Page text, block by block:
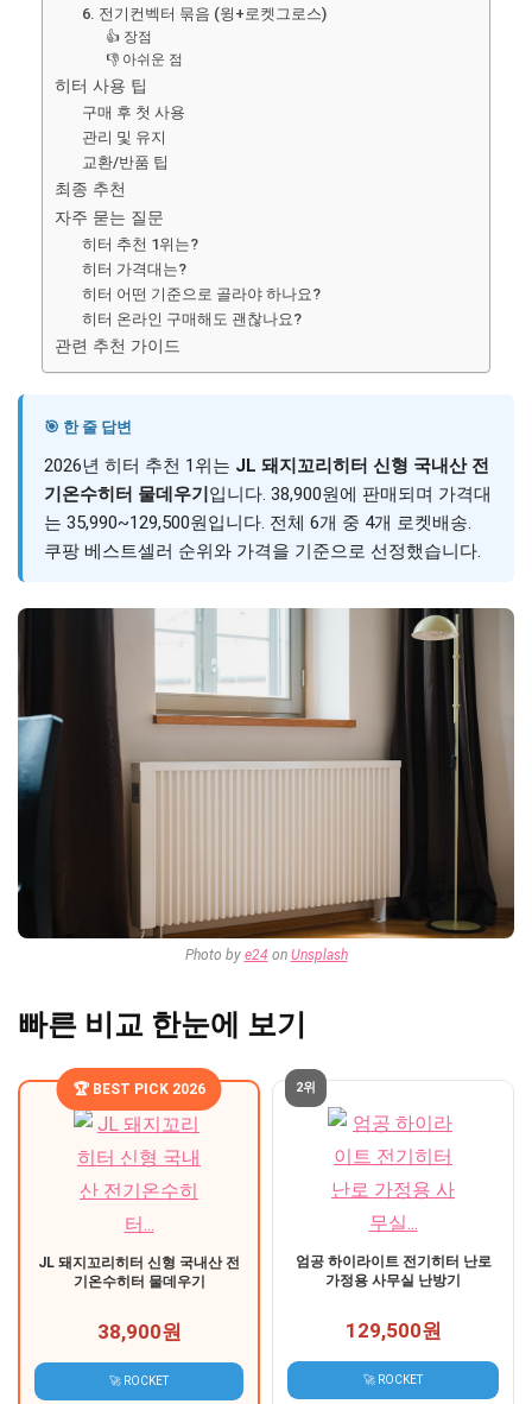
6. 전기컨벡터 묶음 (윙+로켓그로스)
👍 장점
👎 아쉬운 점
히터 사용 팁
구매 후 첫 사용
관리 및 유지
교환/반품 팁
최종 추천
자주 묻는 질문
히터 추천 1위는?
히터 가격대는?
히터 어떤 기준으로 골라야 하나요?
히터 온라인 구매해도 괜찮나요?
관련 추천 가이드
🎯 한 줄 답변
2026년 히터 추천 1위는 JL 돼지꼬리히터 신형 국내산 전
기온수히터 물데우기입니다. 38,900원에 판매되며 가격대
는 35,990~129,500원입니다. 전체 6개 중 4개 로켓배송.
쿠팡 베스트셀러 순위와 가격을 기준으로 선정했습니다.
Photo by e24 on Unsplash
빠른 비교 한눈에 보기
🏆 BEST PICK 2026
JL 돼지꼬리히터 신형 국내산 전
기온수히터 물데우기
38,900원
🚀 ROCKET
2위
엄공 하이라이트 전기히터 난로
가정용 사무실 난방기
129,500원
🚀 ROCKET